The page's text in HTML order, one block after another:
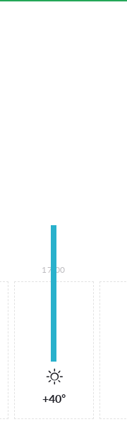
17:00
+40°